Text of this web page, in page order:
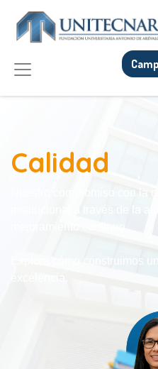
Calidad
Nuestro compromiso con la
institucional a través de la
Explora cómo construimos